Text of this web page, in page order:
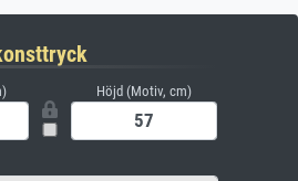
Höjd (Motiv, cm)